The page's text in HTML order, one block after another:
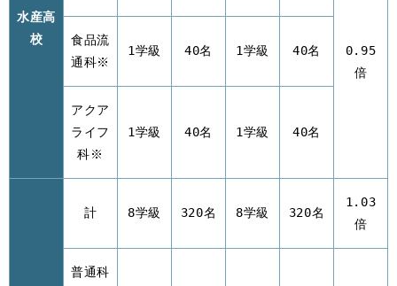
水産高
校
0.95
倍
食品流
通科※
1学級 40名 1学級 40名
アクア
ライフ
科※
1学級 40名 1学級 40名
計 8学級 320名 8学級 320名
1.03
倍
普通科